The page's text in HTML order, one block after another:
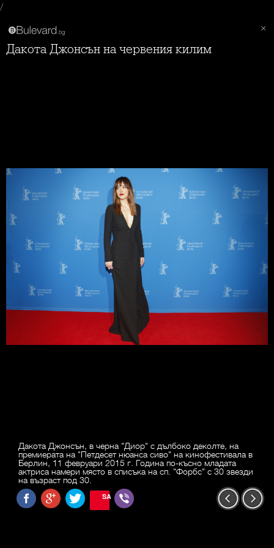
/
Дакота Джонсън на червения килим
Дакота Джонсън, в черна "Диор" с дълбоко деколте, на
премиерата на "Петдесет нюанса сиво" на кинофестивала в
Берлин, 11 февруари 2015 г. Година по-късно младата
актриса намери място в списъка на сп. "Форбс" с 30 звезди
на възраст под 30.
SAVE